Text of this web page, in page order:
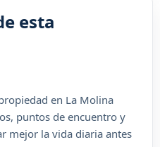
esta
en La Molina
puntos de encuentro y
mejor la vida diaria antes